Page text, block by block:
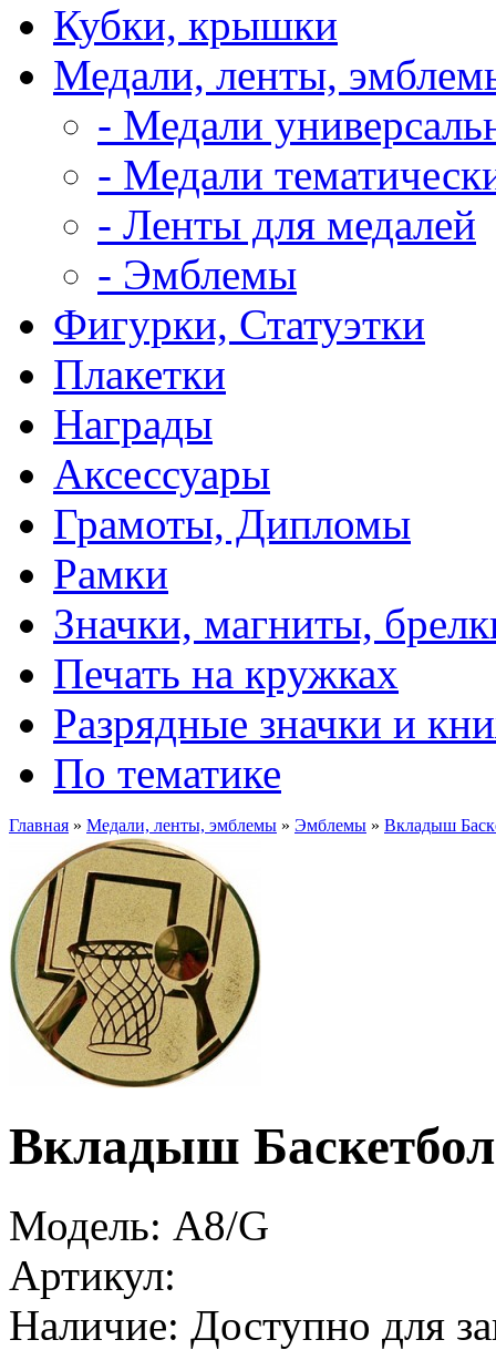
Кубки, крышки
Медали, ленты,
- Медали
- Медали
- Ленты для медалей
- Эмблемы
Фигурки, Статуэтки
Плакетки
Награды
Аксессуары
Грамоты, Дипломы
Рамки
Значки, магниты,
Печать на кружках
Разрядные значки и
По тематике
Главная » Медали, ленты, эмблемы » Эмблемы » Вкладыш
Вкладыш
Модель: A8/G
Артикул:
Наличие: Доступно для